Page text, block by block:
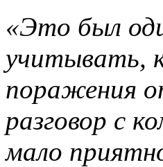
«Это был
учитывать,
поражения
разговор с
мало